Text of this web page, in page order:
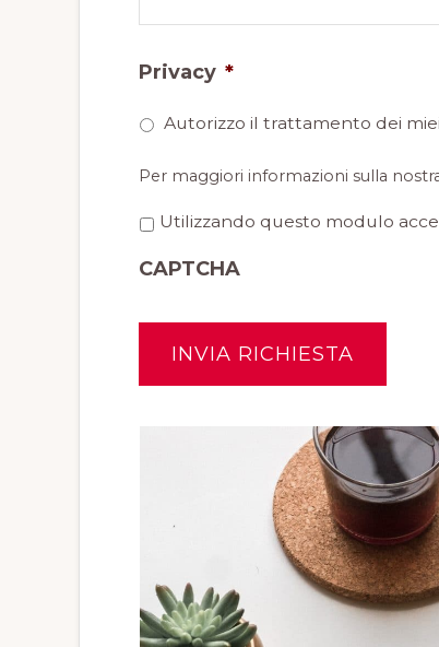
Privacy *
Autorizzo il trattamento dei
Per maggiori informazioni sulla
P
i
a
Utilizzando questo modulo
CAPTCHA